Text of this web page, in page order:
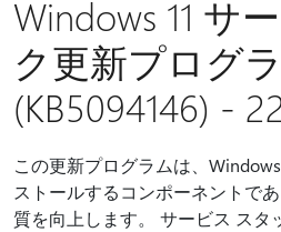
Windows 11 サ
ク更新プログ
(KB5094146) -
この更新プログラムは、
ストールするコンポーネントで
質を向上します。 サービス スタ